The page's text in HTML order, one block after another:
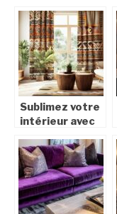
des rideaux
pour la fête des
mères
Sublimez votre
intérieur avec
avec motifs
africains
certifiés éco-
responsables